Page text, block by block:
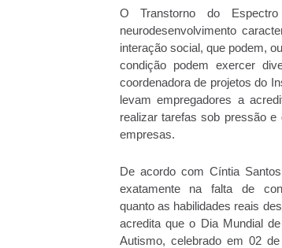
O Transtorno do
neurodesenvolvimento
interação social, que podem,
condição podem exercer
coordenadora de projetos do
levam empregadores a
realizar tarefas sob pressão
empresas.
De acordo com Cíntia
exatamente na falta de
quanto as habilidades reais
acredita que o Dia Mundial
Autismo, celebrado em 02